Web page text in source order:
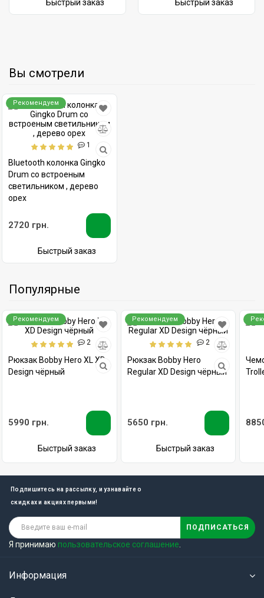
Быстрый заказ Быстрый заказ
Вы смотрели
Рекомендуем
1
Bluetooth колонка Gingko
Drum со встроеным
светильником , дерево
орех
2720 грн.
Быстрый заказ
Популярные
Рекомендуем
2
Рюкзак Bobby Hero XL XD
Design чёрный
5990 грн.
Быстрый заказ
Рекомендуем
2
Рюкзак Bobby Hero
Regular XD Design чёрный
5650 грн.
Быстрый заказ
Подпишитесь на рассылку, и узнавайте о
скидках и акциях первыми!
ПОДПИСАТЬСЯ
Я принимаю пользовательское соглашение
Информация